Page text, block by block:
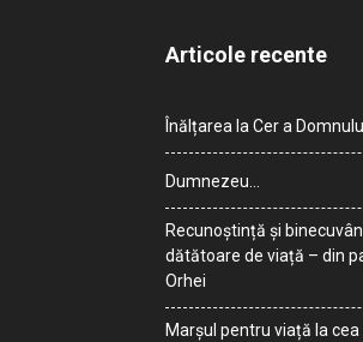
Articole recente
Înălțarea la Cer a
Dumnezeu…
Recunoștință și
dătătoare de viață – din
Orhei
Marșul pentru viață la cea